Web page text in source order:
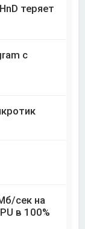
теряет
с
cек на
в 100%